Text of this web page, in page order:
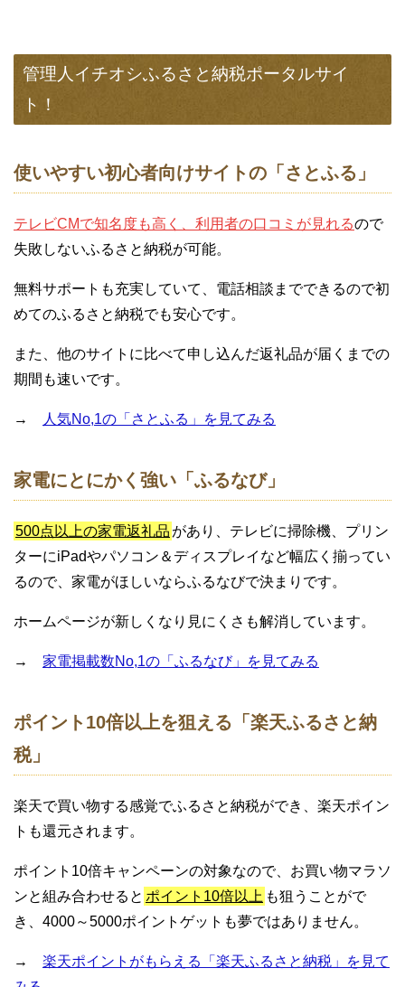
管理人イチオシふるさと納税ポータルサイ
ト！
使いやすい初心者向けサイトの「さとふる」
テレビCMで知名度も高く、利用者の口コミが見れるので
失敗しないふるさと納税が可能。
無料サポートも充実していて、電話相談までできるので初
めてのふるさと納税でも安心です。
また、他のサイトに比べて申し込んだ返礼品が届くまでの
期間も速いです。
→ 人気No,1の「さとふる」を見てみる
家電にとにかく強い「ふるなび」
500点以上の家電返礼品 があり、テレビに掃除機、プリン
ターにiPadやパソコン＆ディスプレイなど幅広く揃ってい
るので、家電がほしいならふるなびで決まりです。
ホームページが新しくなり見にくさも解消しています。
→ 家電掲載数No,1の「ふるなび」を見てみる
ポイント10倍以上を狙える「楽天ふるさと納
税」
楽天で買い物する感覚でふるさと納税ができ、楽天ポイン
トも還元されます。
ポイント10倍キャンペーンの対象なので、お買い物マラソ
ンと組み合わせると ポイント10倍以上 も狙うことがで
き、4000～5000ポイントゲットも夢ではありません。
→ 楽天ポイントがもらえる「楽天ふるさと納税」を見て